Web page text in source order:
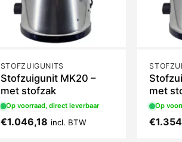
STOFZUIGUNITS
Stofzuigunit MK20 –
met stofzak
Op voorraad, direct leverbaar
€1.046,18 incl. BTW
met
Op
€